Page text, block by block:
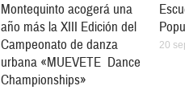
Montequinto acogerá una
año más la XIII Edición del
Campeonato de danza
urbana «MUEVETE Dance
Championships»
20